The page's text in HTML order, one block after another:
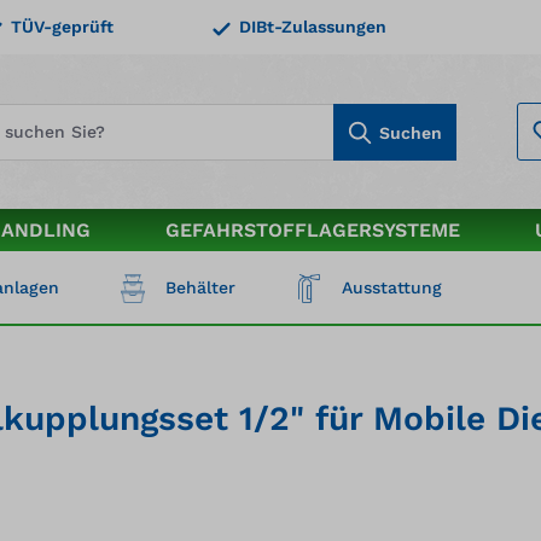
TÜV-geprüft DIBt-Zulassungen
Suchen
GEFAHRSTOFFLAGERSYSTEME
Behälter Ausstattung
1/2" für Mobile